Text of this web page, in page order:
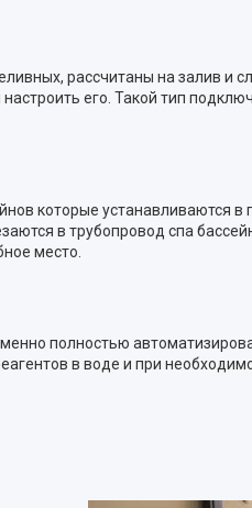
рассчитаны на залив
его. Такой тип
которые устанавливаются
в трубопровод спа
место.
полностью
в воде и при